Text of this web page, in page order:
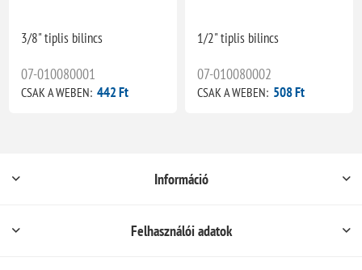
3/8" tiplis bilincs
07-010080001
CSAK A WEBEN: 442 Ft
1/2" tiplis bilincs
07-010080002
CSAK A WEBEN: 508 Ft
Információ
Felhasználói adatok